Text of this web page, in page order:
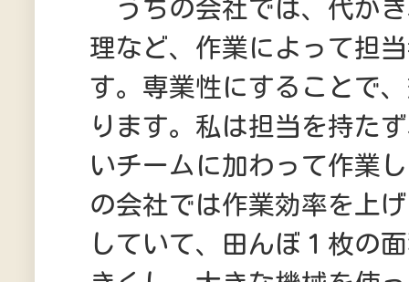
うちの会社では、代か
理など、作業によって担
す。専業性にすることで
ります。私は担当を持た
いチームに加わって作業
の会社では作業効率を上
していて、田んぼ１枚の